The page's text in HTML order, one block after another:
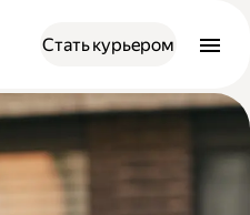
Стать курьером